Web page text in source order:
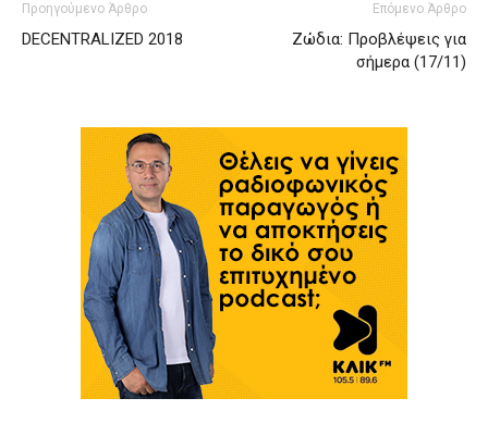
Προηγούμενο Άρθρο
DECENTRALIZED 2018
Επόμενο Άρθρο
Ζώδια: Προβλέψεις για
σήμερα (17/11)